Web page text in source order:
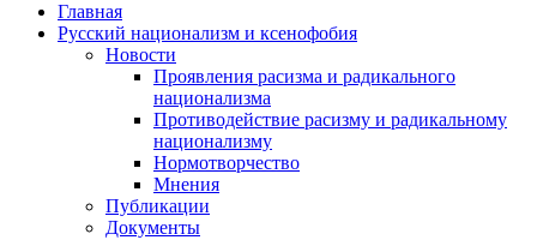
Главная
Русский национализм и ксенофобия
Новости
Проявления расизма и радикального
национализма
Противодействие расизму и радикальному
национализму
Нормотворчество
Мнения
Публикации
Документы